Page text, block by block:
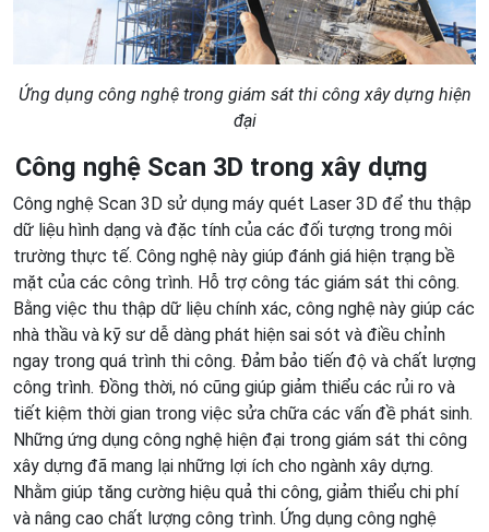
Ứng dụng công nghệ trong giám sát thi công xây dựng hiện
đại
Công nghệ Scan 3D trong xây dựng
Công nghệ Scan 3D sử dụng máy quét Laser 3D để thu thập
dữ liệu hình dạng và đặc tính của các đối tượng trong môi
trường thực tế. Công nghệ này giúp đánh giá hiện trạng bề
mặt của các công trình. Hỗ trợ công tác giám sát thi công.
Bằng việc thu thập dữ liệu chính xác, công nghệ này giúp các
nhà thầu và kỹ sư dễ dàng phát hiện sai sót và điều chỉnh
ngay trong quá trình thi công. Đảm bảo tiến độ và chất lượng
công trình. Đồng thời, nó cũng giúp giảm thiểu các rủi ro và
tiết kiệm thời gian trong việc sửa chữa các vấn đề phát sinh.
Những ứng dụng công nghệ hiện đại trong giám sát thi công
xây dựng đã mang lại những lợi ích cho ngành xây dựng.
Nhằm giúp tăng cường hiệu quả thi công, giảm thiểu chi phí
và nâng cao chất lượng công trình. Ứng dụng công nghệ